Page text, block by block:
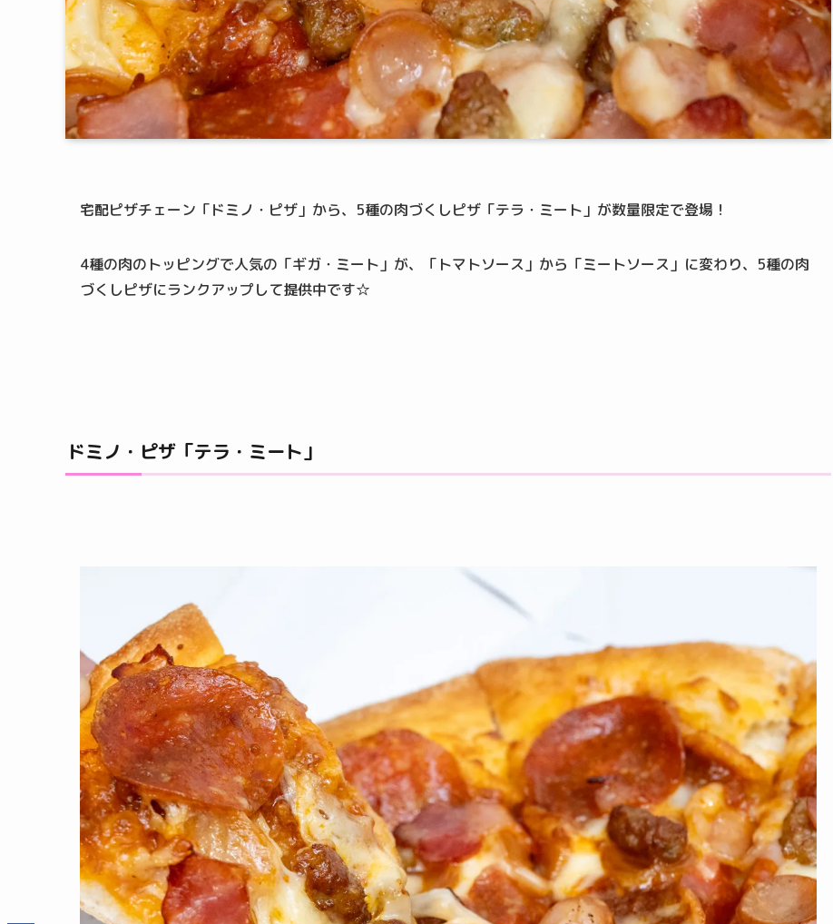
宅配ピザチェーン「ドミノ・ピザ」から、5種の肉づくしピザ「テラ・ミート」が数量限定で登場！
4種の肉のトッピングで人気の「ギガ・ミート」が、「トマトソース」から「ミートソース」に変わり、5種の肉
づくしピザにランクアップして提供中です☆
ドミノ・ピザ「テラ・ミート」